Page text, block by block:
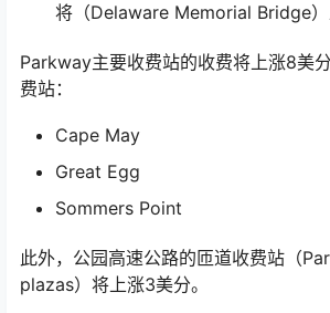
将（Delaware Memorial Bridge）
Parkway主要收费站的收费将上涨8美
费站：
Cape May
Great Egg
Sommers Point
此外，公园高速公路的匝道收费站（
plazas）将上涨3美分。